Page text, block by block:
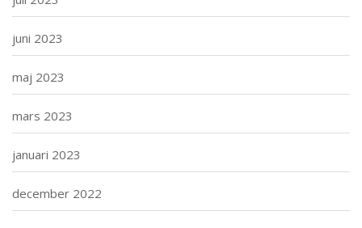
juni 2023
maj 2023
mars 2023
januari 2023
december 2022